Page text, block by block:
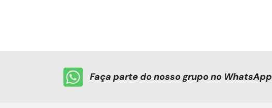
Faça parte do nosso grupo no WhatsApp